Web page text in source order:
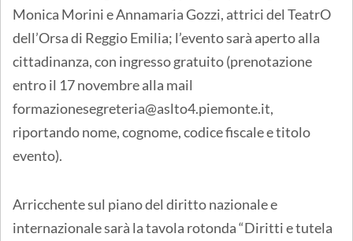
Monica Morini e Annamaria Gozzi, attrici del TeatrO
dell’Orsa di Reggio Emilia; l’evento sarà aperto alla
cittadinanza, con ingresso gratuito (prenotazione
entro il 17 novembre alla mail
formazionesegreteria@aslto4.piemonte.it,
riportando nome, cognome, codice fiscale e titolo
evento).
Arricchente sul piano del diritto nazionale e
internazionale sarà la tavola rotonda “Diritti e tutela